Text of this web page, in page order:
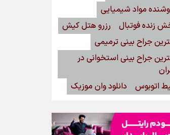
مواد شیمیایی
زنده فوتبال
رزرو هتل کیش
جراح بینی ترمیمی
جراح بینی استخوانی در
اتوبوس
دانلود وان موزیک